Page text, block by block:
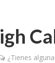
¿Tienes